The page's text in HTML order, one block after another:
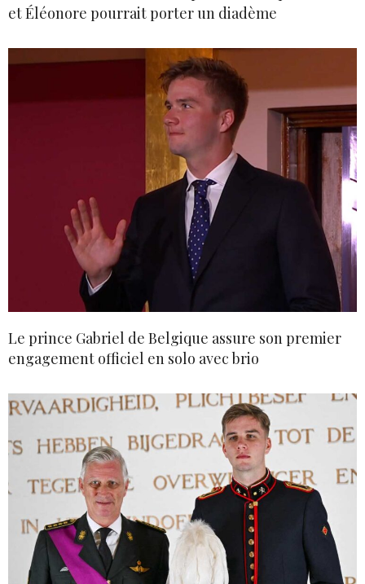
et Éléonore pourrait porter un diadème
Le prince Gabriel de Belgique assure son premier
engagement officiel en solo avec brio